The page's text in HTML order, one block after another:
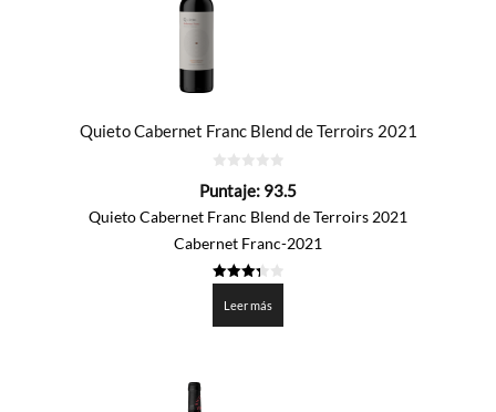
Quieto Cabernet Franc Blend de Terroirs 2021
de
Puntaje: 93.5
Quieto Cabernet Franc Blend de Terroirs 2021
Cabernet Franc-2021
de 5
Leer más